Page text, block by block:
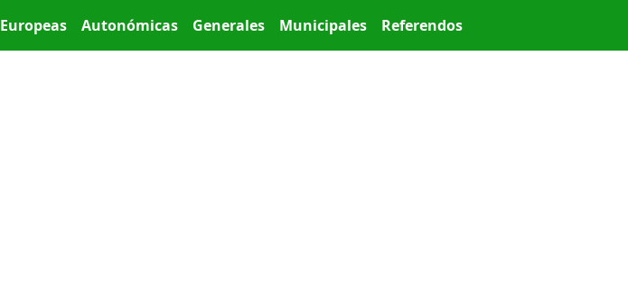
Main menu
Europeas Autonómicas Generales Municipales Referendos